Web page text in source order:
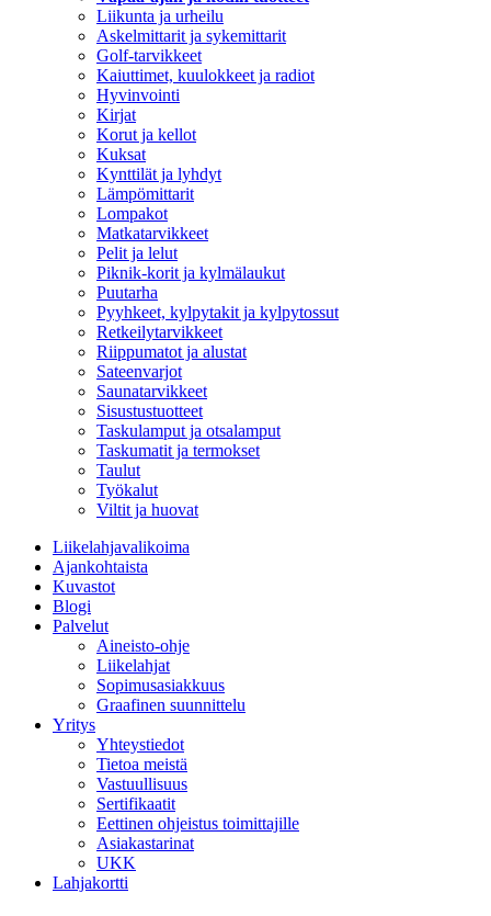
Liikunta ja urheilu
Askelmittarit ja sykemittarit
Golf-tarvikkeet
Kaiuttimet, kuulokkeet ja radiot
Hyvinvointi
Kirjat
Korut ja kellot
Kuksat
Kynttilät ja lyhdyt
Lämpömittarit
Lompakot
Matkatarvikkeet
Pelit ja lelut
Piknik-korit ja kylmälaukut
Puutarha
Pyyhkeet, kylpytakit ja kylpytossut
Retkeilytarvikkeet
Riippumatot ja alustat
Sateenvarjot
Saunatarvikkeet
Sisustustuotteet
Taskulamput ja otsalamput
Taskumatit ja termokset
Taulut
Työkalut
Viltit ja huovat
Liikelahjavalikoima
Ajankohtaista
Kuvastot
Blogi
Palvelut
Aineisto-ohje
Liikelahjat
Sopimusasiakkuus
Graafinen suunnittelu
Yritys
Yhteystiedot
Tietoa meistä
Vastuullisuus
Sertifikaatit
Eettinen ohjeistus toimittajille
Asiakastarinat
UKK
Lahjakortti